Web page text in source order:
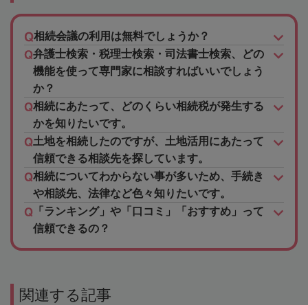
相続会議の利用は無料でしょうか？
弁護士検索・税理士検索・司法書士検索、どの
機能を使って専門家に相談すればいいでしょう
か？
相続にあたって、どのくらい相続税が発生する
かを知りたいです。
土地を相続したのですが、土地活用にあたって
信頼できる相談先を探しています。
相続についてわからない事が多いため、手続き
や相談先、法律など色々知りたいです。
「ランキング」や「口コミ」「おすすめ」って
信頼できるの？
関連する記事